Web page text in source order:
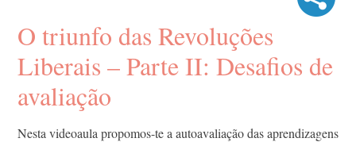
O triunfo das Revoluções
Liberais – Parte II: Desafios de
avaliação
Nesta videoaula propomos-te a autoavaliação das aprendizagens